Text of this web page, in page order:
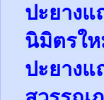
ปะยางแ
นิมิตรให
ปะยางแ